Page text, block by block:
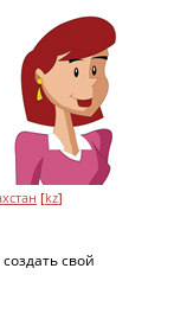
[kz]
свой